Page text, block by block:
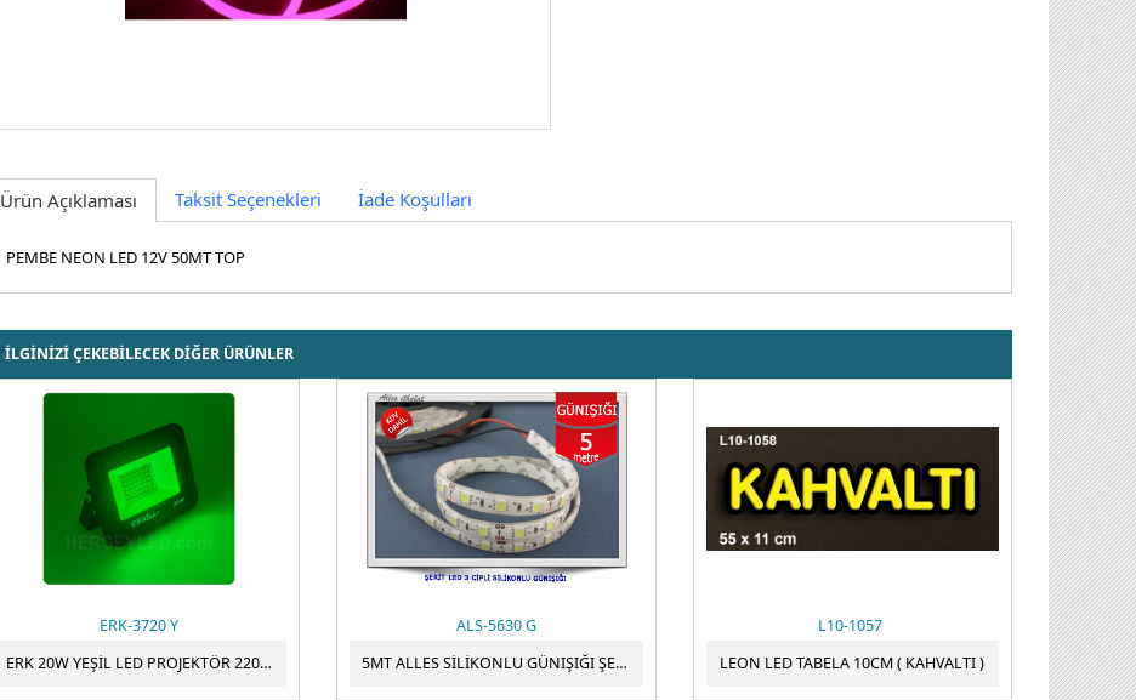
Ürün Açıklaması Taksit Seçenekleri İade Koşulları
PEMBE NEON LED 12V 50MT TOP
İLGİNİZİ ÇEKEBİLECEK DİĞER ÜRÜNLER
ERK-3720 Y
ERK 20W YEŞİL LED PROJEKTÖR 220V ERK-3720 Y
ALS-5630 G
5MT ALLES SİLİKONLU GÜNIŞIĞI ŞERİT LED 12V 5630/60 5 METRE
L10-1057
LEON LED TABELA 10CM ( KAHVALTI )